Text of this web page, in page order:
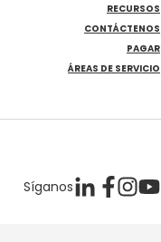
RECURSOS
CONTÁCTENOS
PAGAR
ÁREAS DE SERVICIO
Síganos